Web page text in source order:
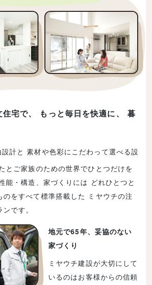
住宅で、 もっと毎日を快適に、 暮
計と 素材や色彩にこだわって選べる設
とご家族のための世界でひとつだけを
能・構造、家づくりには どれひとつと
のをすべて標準搭載した ミヤウチの注
です。
地元で65年、妥協のない
家づくり
ミヤウチ建設が大切にして
いるのはお客様からの信頼